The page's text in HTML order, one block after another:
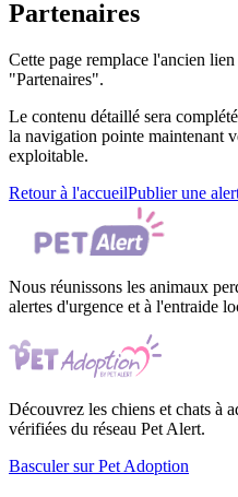
Partenaires
Cette page remplace l'ancien
"Partenaires".
Le contenu détaillé sera
la navigation pointe maintenant
exploitable.
Retour à l'accueilPublier une
Nous réunissons les animaux
alertes d'urgence et à l'entraide
Découvrez les chiens et chats à
vérifiées du réseau Pet Alert.
Basculer sur Pet Adoption